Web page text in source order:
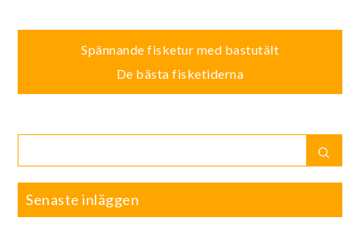
Inläggsnavigering
Spännande fisketur med bastutält
De bästa fisketiderna
for:
Senaste inläggen